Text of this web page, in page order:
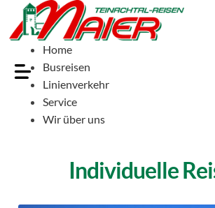
Home
Busreisen
Linienverkehr
Service
Wir über uns
Individuelle